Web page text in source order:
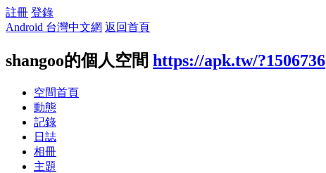
註冊 登錄
Android 台灣中文網 返回首頁
shangoo的個人空間 https://apk.tw/?1506736
空間首頁
動態
記錄
日誌
相冊
主題